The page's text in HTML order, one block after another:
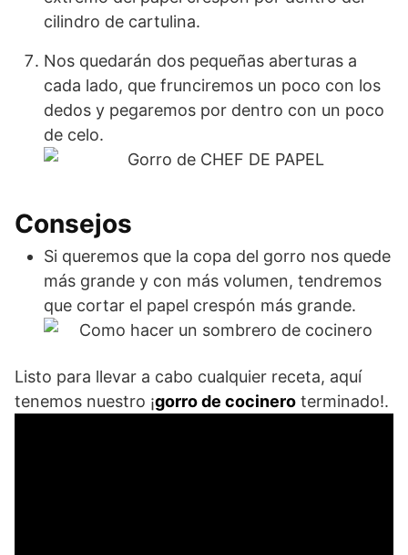
cilindro de cartulina.
Nos quedarán dos pequeñas aberturas a
cada lado, que frunciremos un poco con los
dedos y pegaremos por dentro con un poco
de celo.
Consejos
Si queremos que la copa del gorro nos quede
más grande y con más volumen, tendremos
que cortar el papel crespón más grande.
Listo para llevar a cabo cualquier receta, aquí
tenemos nuestro ¡gorro de cocinero terminado!.